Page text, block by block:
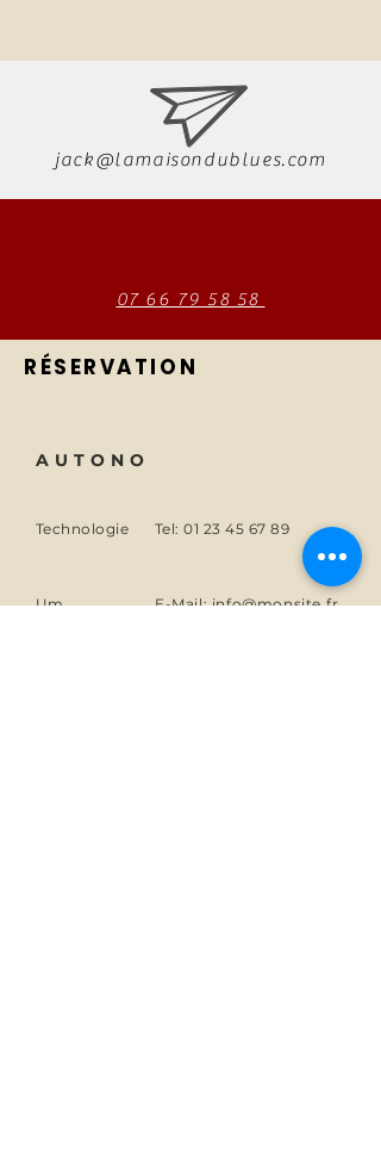
jack@lamaisondublues.com
07 66 79 58 58
RÉSERVATION
AUTONO
Technologie Tel:01 23 45 67 89
Um E-Mail:info@monsite.fr